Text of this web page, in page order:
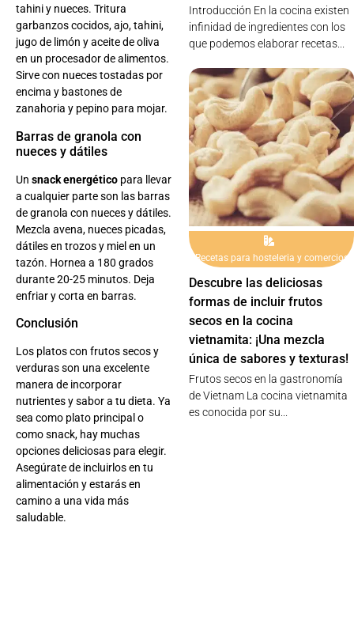
tahini y nueces. Tritura
garbanzos cocidos, ajo, tahini,
jugo de limón y aceite de oliva
en un procesador de alimentos.
Sirve con nueces tostadas por
encima y bastones de
zanahoria y pepino para mojar.
Barras de granola con
nueces y dátiles
Un snack energético para llevar
a cualquier parte son las barras
de granola con nueces y dátiles.
Mezcla avena, nueces picadas,
dátiles en trozos y miel en un
tazón. Hornea a 180 grados
durante 20-25 minutos. Deja
enfriar y corta en barras.
Conclusión
Los platos con frutos secos y
verduras son una excelente
manera de incorporar
nutrientes y sabor a tu dieta. Ya
sea como plato principal o
como snack, hay muchas
opciones deliciosas para elegir.
Asegúrate de incluirlos en tu
alimentación y estarás en
camino a una vida más
saludable.
Introducción En la cocina existen
infinidad de ingredientes con los
que podemos elaborar recetas...
Recetas para hosteleria y comercios
Descubre las deliciosas
formas de incluir frutos
secos en la cocina
vietnamita: ¡Una mezcla
única de sabores y texturas!
Frutos secos en la gastronomía
de Vietnam La cocina vietnamita
es conocida por su...